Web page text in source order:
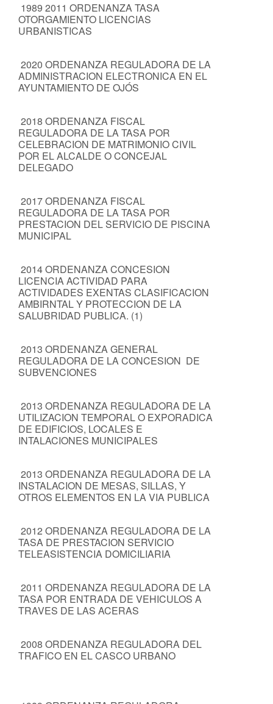
1989 2011 ORDENANZA TASA
OTORGAMIENTO LICENCIAS
URBANISTICAS
2020 ORDENANZA REGULADORA DE LA
ADMINISTRACION ELECTRONICA EN EL
AYUNTAMIENTO DE OJÓS
2018 ORDENANZA FISCAL
REGULADORA DE LA TASA POR
CELEBRACION DE MATRIMONIO CIVIL
POR EL ALCALDE O CONCEJAL
DELEGADO
2017 ORDENANZA FISCAL
REGULADORA DE LA TASA POR
PRESTACION DEL SERVICIO DE PISCINA
MUNICIPAL
2014 ORDENANZA CONCESION
LICENCIA ACTIVIDAD PARA
ACTIVIDADES EXENTAS CLASIFICACION
AMBIRNTAL Y PROTECCION DE LA
SALUBRIDAD PUBLICA. (1)
2013 ORDENANZA GENERAL
REGULADORA DE LA CONCESION DE
SUBVENCIONES
2013 ORDENANZA REGULADORA DE LA
UTILIZACION TEMPORAL O EXPORADICA
DE EDIFICIOS, LOCALES E
INTALACIONES MUNICIPALES
2013 ORDENANZA REGULADORA DE LA
INSTALACION DE MESAS, SILLAS, Y
OTROS ELEMENTOS EN LA VIA PUBLICA
2012 ORDENANZA REGULADORA DE LA
TASA DE PRESTACION SERVICIO
TELEASISTENCIA DOMICILIARIA
2011 ORDENANZA REGULADORA DE LA
TASA POR ENTRADA DE VEHICULOS A
TRAVES DE LAS ACERAS
2008 ORDENANZA REGULADORA DEL
TRAFICO EN EL CASCO URBANO